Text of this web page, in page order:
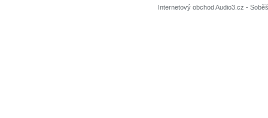
Internetový obchod Audio3.cz -